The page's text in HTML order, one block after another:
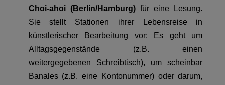
Choi-ahoi (Berlin/Hamburg)für eine Lesung.
Sie stellt Stationen ihrer Lebensreise in
künstlerischer Bearbeitung vor: Es geht um
Alltagsgegenstände (z.B. einen
weitergegebenen Schreibtisch), um scheinbar
Banales (z.B. eine Kontonummer) oder darum,